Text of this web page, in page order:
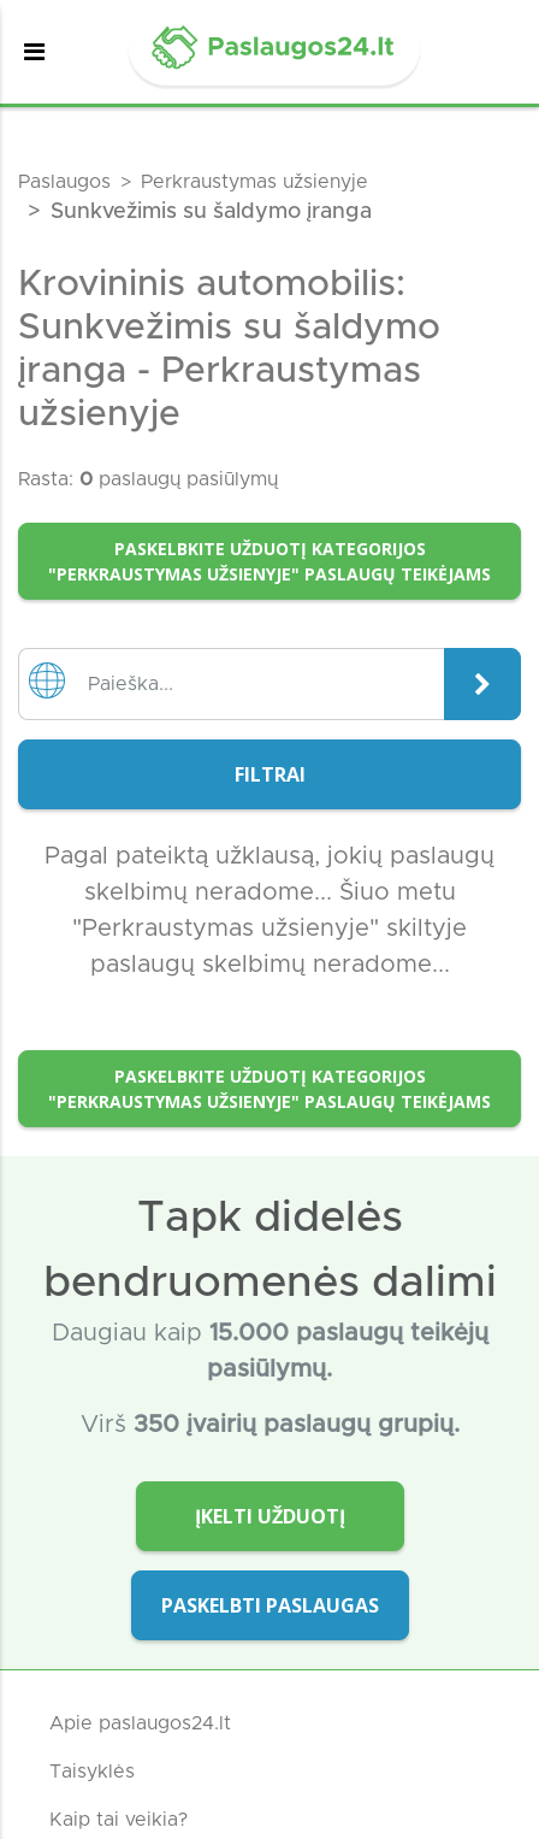
Paslaugos Perkraustymas užsienyje
Sunkvežimis su šaldymo įranga
Krovininis automobilis:
Sunkvežimis su šaldymo
įranga - Perkraustymas
užsienyje
Rasta: 0 paslaugų pasiūlymų
PASKELBKITE UŽDUOTĮ KATEGORIJOS
"PERKRAUSTYMAS UŽSIENYJE" PASLAUGŲ TEIKĖJAMS
FILTRAI
Pagal pateiktą užklausą, jokių paslaugų
skelbimų neradome... Šiuo metu
"Perkraustymas užsienyje" skiltyje
paslaugų skelbimų neradome...
PASKELBKITE UŽDUOTĮ KATEGORIJOS
"PERKRAUSTYMAS UŽSIENYJE" PASLAUGŲ TEIKĖJAMS
Tapk didelės
bendruomenės dalimi
Daugiau kaip 15.000 paslaugų teikėjų
pasiūlymų.
Virš 350 įvairių paslaugų grupių.
ĮKELTI UŽDUOTĮ
PASKELBTI PASLAUGAS
Apie paslaugos24.lt
Taisyklės
Kaip tai veikia?